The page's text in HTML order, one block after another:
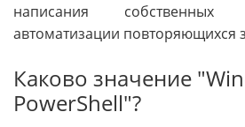
написания
автоматизации повторяющихся
Каково значение
PowerShell"?